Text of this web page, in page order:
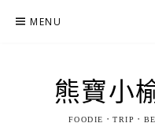
MENU
熊寶小
FOODIE．TRIP．